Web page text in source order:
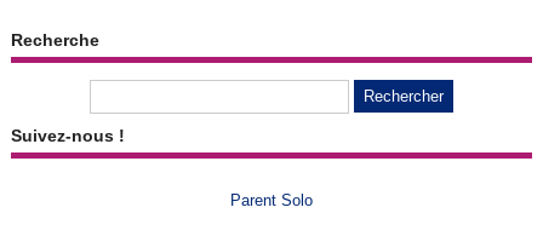
Recherche
Suivez-nous !
Parent Solo